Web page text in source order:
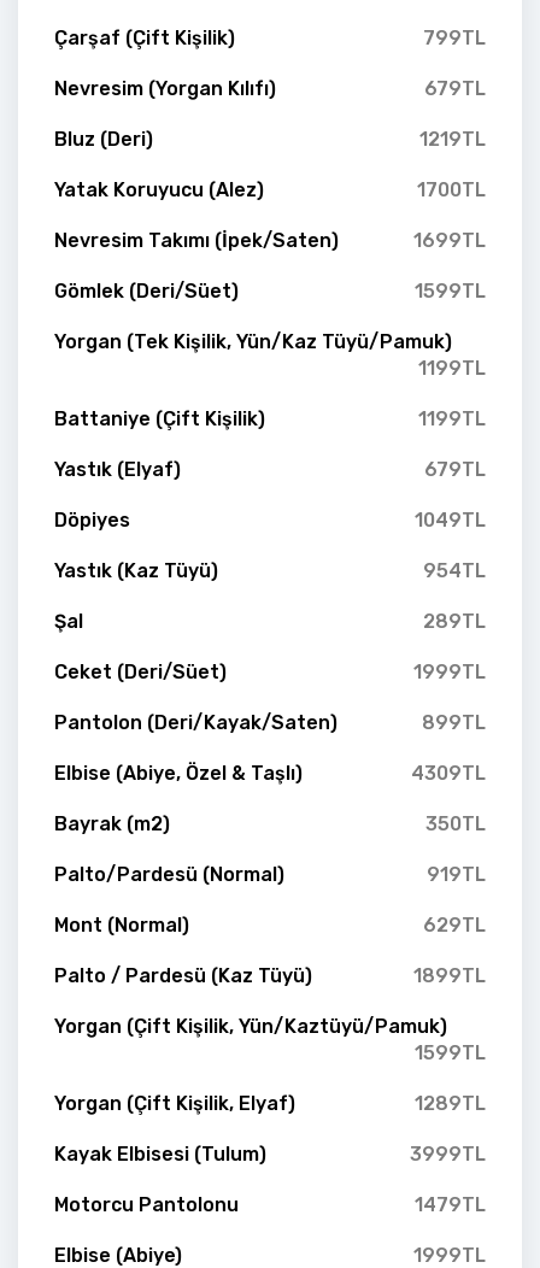
Çarşaf (Çift Kişilik) 799TL
Nevresim (Yorgan Kılıfı) 679TL
Bluz (Deri) 1219TL
Yatak Koruyucu (Alez) 1700TL
Nevresim Takımı (İpek/Saten) 1699TL
Gömlek (Deri/Süet) 1599TL
Yorgan (Tek Kişilik, Yün/Kaz Tüyü/Pamuk)
1199TL
Battaniye (Çift Kişilik) 1199TL
Yastık (Elyaf) 679TL
Döpiyes 1049TL
Yastık (Kaz Tüyü) 954TL
Şal 289TL
Ceket (Deri/Süet) 1999TL
Pantolon (Deri/Kayak/Saten) 899TL
Elbise (Abiye, Özel & Taşlı) 4309TL
Bayrak (m2) 350TL
Palto/Pardesü (Normal) 919TL
Mont (Normal) 629TL
Palto / Pardesü (Kaz Tüyü) 1899TL
Yorgan (Çift Kişilik, Yün/Kaztüyü/Pamuk)
1599TL
Yorgan (Çift Kişilik, Elyaf) 1289TL
Kayak Elbisesi (Tulum) 3999TL
Motorcu Pantolonu 1479TL
Elbise (Abiye) 1999TL